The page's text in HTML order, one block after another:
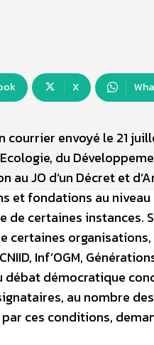
X
courrier envoyé le 21
du
JO d’un Décret et
et fondations au
de certaines
Inf’OGM,
débat démocratique
au nombre
ces conditions,